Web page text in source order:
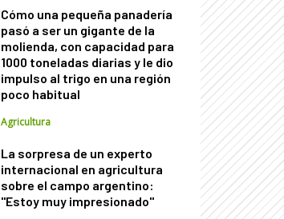
Cómo una pequeña panadería
pasó a ser un gigante de la
molienda, con capacidad para
1000 toneladas diarias y le dio
impulso al trigo en una región
poco habitual
Agricultura
La sorpresa de un experto
internacional en agricultura
sobre el campo argentino:
"Estoy muy impresionado"